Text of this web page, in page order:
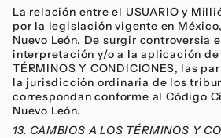
La relación entre el USUARIO y
por la legislación vigente en
Nuevo León. De surgir controversia
interpretación y/o a la aplicación
TÉRMINOS Y CONDICIONES, las
la jurisdicción ordinaria de los
correspondan conforme al Código
Nuevo León.
13. CAMBIOS A LOS TÉRMINOS Y